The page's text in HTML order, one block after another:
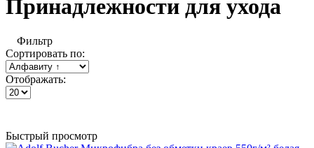
Принадлежности для ухода
Фильтр
Сортировать по:
Отображать:
Быстрый просмотр